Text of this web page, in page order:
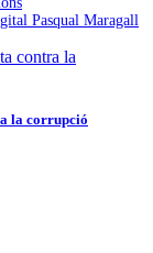
Pasqual Maragall
la corrupció